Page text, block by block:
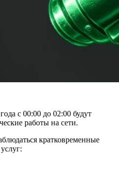
с 00:00 до 02:00 будут
работы на сети.
кратковременные